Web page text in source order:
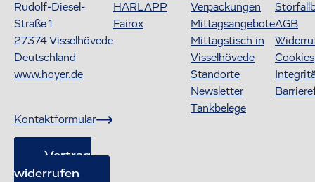
Rudolf-Diesel-
Straße 1
27374Visselhövede
Deutschland
www.hoyer.de
Kontaktformular
Vertrag
widerrufen
HARLAPP
Fairox
Verpackungen
Mittagsangebote
Mittagstisch in
Visselhövede
Standorte
Newsletter
Tankbelege
AGB
Cookies